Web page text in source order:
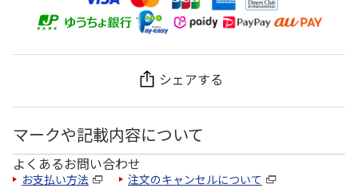
シェアする
マークや記載内容について
よくあるお問い合わせ
お支払い方法 注文のキャンセルについて